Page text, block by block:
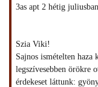
3as apt 2 hétig
Szia Viki!
Sajnos ismételten
legszívesebben örökre
érdekeset láttunk: